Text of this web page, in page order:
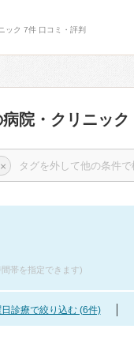
ック 7件 口コミ・評判
院・クリニック
×
帯を指定できます)
診療で絞り込む (6件)